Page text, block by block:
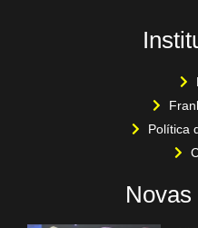
Política